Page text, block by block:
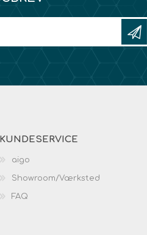
KUNDESERVICE
aigo
Showroom/Værksted
FAQ